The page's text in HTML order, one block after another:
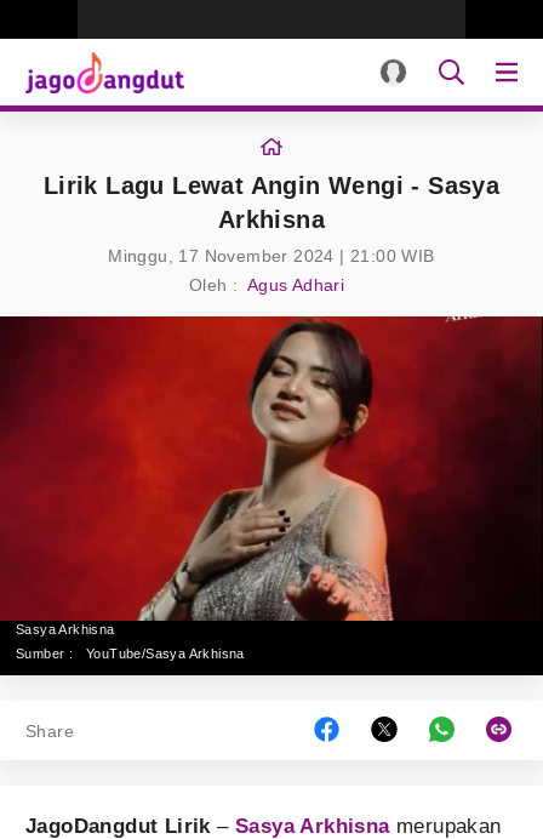
Lirik Lagu Lewat Angin Wengi - Sasya
Arkhisna
Minggu, 17 November 2024 | 21:00 WIB
Oleh : Agus Adhari
Sasya Arkhisna
Sumber :
YouTube/Sasya Arkhisna
Share
JagoDangdut Lirik–Sasya Arkhisnamerupakan